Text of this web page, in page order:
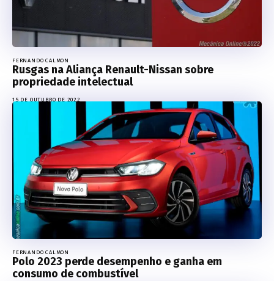
FERNANDO CALMON
Rusgas na Aliança Renault-Nissan sobre
propriedade intelectual
15 DE OUTUBRO DE 2022
FERNANDO CALMON
Polo 2023 perde desempenho e ganha em
consumo de combustível